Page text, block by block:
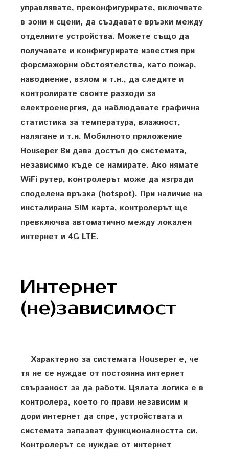
управлявате, преконфигурирате, включвате
в зони и сцени, да създавате връзки между
отделните устройства. Можете също да
получавате и конфигурирате известия при
форсмажорни обстоятелства, като пожар,
наводнение, взлом и т.н., да следите и
контролирате своите разходи за
електроенергия, да наблюдавате графична
статистика за температура, влажност,
налягане и т.н. Мобилното приложение
Houseper Ви дава достъп до системата,
независимо къде се намирате. Ако нямате
WiFi рутер, контролерът може да изгради
споделена връзка (hotspot). При наличие на
инсталирана SIM карта, контролерът ще
превключва автоматично между локален
интернет и 4G LTE.
Интернет
(не)зависимост
Характерно за системата Houseper е, че
тя не се нуждае от постоянна интернет
свързаност за да работи. Цялата логика е в
контролера, което го прави независим и
дори интернет да спре, устройствата и
системата запазват функционалността си.
Контролерът се нуждае от интернет